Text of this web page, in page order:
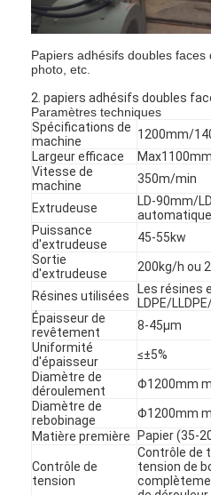
Papiers adhésifs doubles
photo, etc.
2. papiers adhésifs doubles
Paramètres techniques
Spécifications de
machine
1200mm/
Largeur efficace
Vitesse de
machine
350m/min
Extrudeuse
LD-90mm/
Puissance
d'extrudeuse
45-55kw
Sortie
d'extrudeuse
200kg/h ou
Résines utilisées
Les résines
LDPE/
Épaisseur de
revêtement
8-45μm
Uniformité
d'épaisseur
≤±5%
Diamètre de
déroulement
Φ1200mm
Diamètre de
rebobinage
Φ1200mm
Matière première
Papier (35-
Contrôle de
tension
Contrôle de
tension de